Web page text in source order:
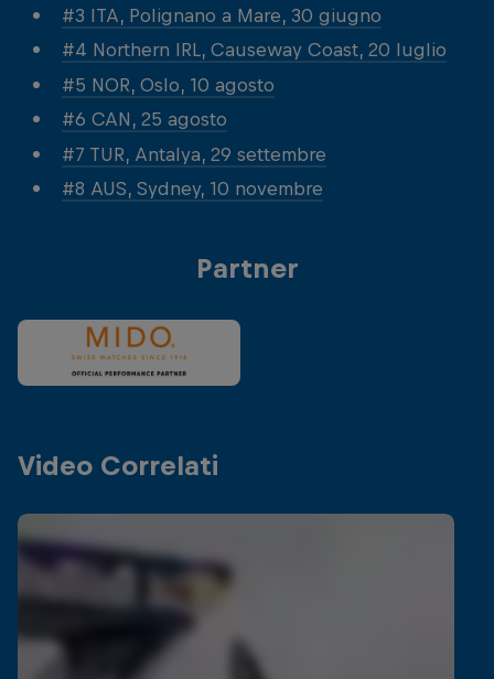
#3 ITA, Polignano a Mare, 30 giugno
#4 Northern IRL, Causeway Coast, 20 luglio
#5 NOR, Oslo, 10 agosto
#6 CAN, 25 agosto
#7 TUR, Antalya, 29 settembre
#8 AUS, Sydney, 10 novembre
Partner
Video Correlati